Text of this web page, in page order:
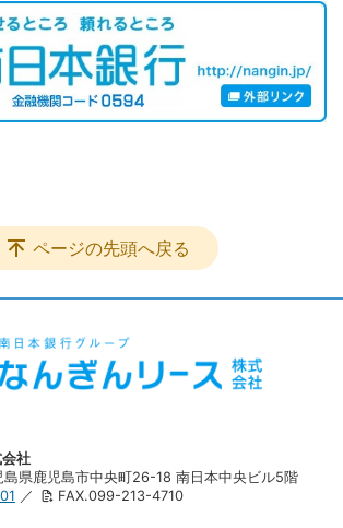
ページの先頭へ戻る
社
県鹿児島市中央町26-18 南日本中央ビル5階
／ FAX.099-213-4710